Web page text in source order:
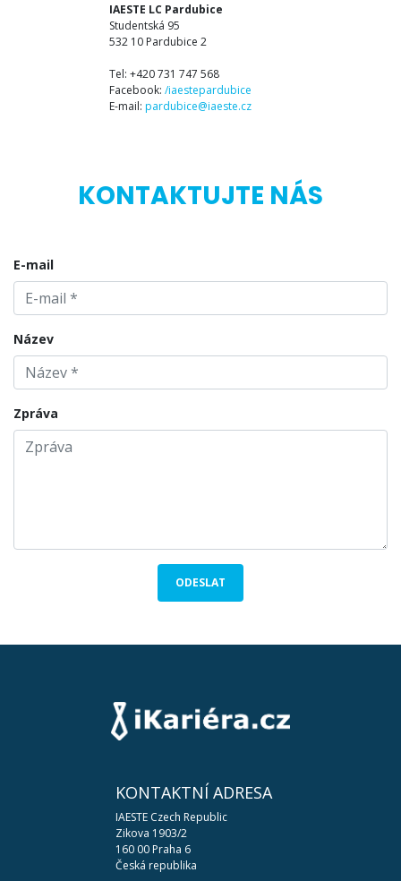
IAESTE LC Pardubice
Studentská 95
532 10 Pardubice 2
Tel: +420 731 747 568
Facebook: /iaestepardubice
E-mail: pardubice@iaeste.cz
KONTAKTUJTE NÁS
E-mail
Název
Zpráva
ODESLAT
KONTAKTNÍ ADRESA
IAESTE Czech Republic
Zikova 1903/2
160 00 Praha 6
Česká republika